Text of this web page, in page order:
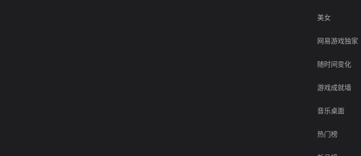
美女
网易游戏独家
随时间变化
游戏成就墙
音乐桌面
热门榜